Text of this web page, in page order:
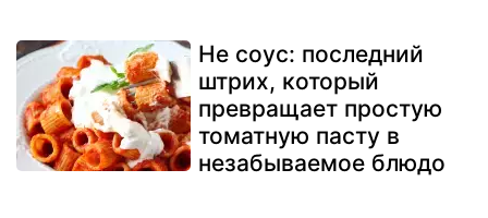
Не соус: последний
штрих, который
превращает простую
томатную пасту в
незабываемое блюдо